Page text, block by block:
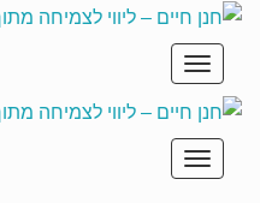
תפריט
תפריט